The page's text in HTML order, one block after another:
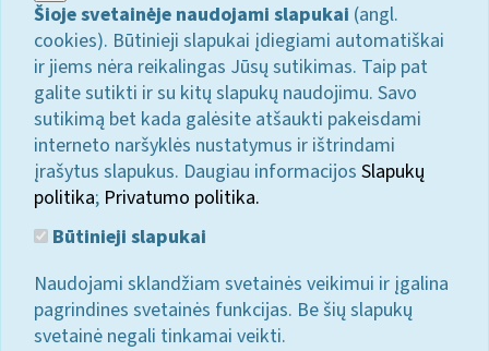
Šioje svetainėje naudojami slapukai (angl.
cookies). Būtinieji slapukai įdiegiami automatiškai
ir jiems nėra reikalingas Jūsų sutikimas. Taip pat
galite sutikti ir su kitų slapukų naudojimu. Savo
sutikimą bet kada galėsite atšaukti pakeisdami
interneto naršyklės nustatymus ir ištrindami
įrašytus slapukus. Daugiau informacijos Slapukų
politika; Privatumo politika.
Būtinieji slapukai
Naudojami sklandžiam svetainės veikimui ir įgalina
pagrindines svetainės funkcijas. Be šių slapukų
svetainė negali tinkamai veikti.